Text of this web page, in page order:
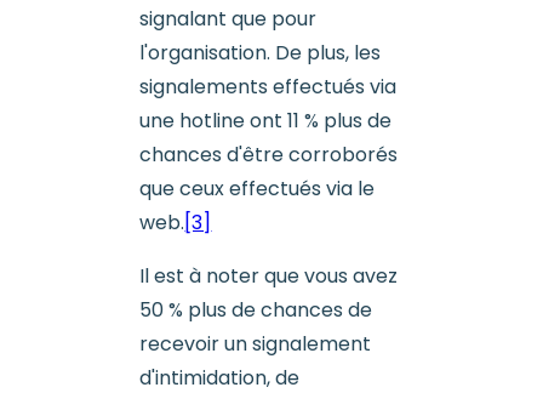
signalant que pour
l'organisation. De plus, les
signalements effectués via
une hotline ont 11 % plus de
chances d'être corroborés
que ceux effectués via le
web.[3]
Il est à noter que vous avez
50 % plus de chances de
recevoir un signalement
d'intimidation, de